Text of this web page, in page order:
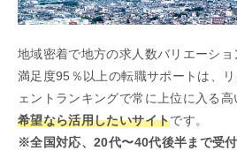
地域密着で地方の求人数バリエーショ
満足度95％以上の転職サポートは、
ェントランキングで常に上位に入る
希望なら活用したいサイトです。
※全国対応、20代〜40代後半まで受付